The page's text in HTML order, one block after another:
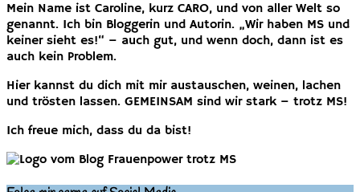
Mein Name ist Caroline, kurz CARO, und von aller Welt so
genannt. Ich bin Bloggerin und Autorin. „Wir haben MS und
keiner sieht es!“ – auch gut, und wenn doch, dann ist es
auch kein Problem.
Hier kannst du dich mit mir austauschen, weinen, lachen
und trösten lassen. GEMEINSAM sind wir stark – trotz MS!
Ich freue mich, dass du da bist!